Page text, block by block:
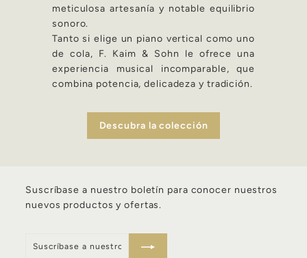
meticulosa artesanía y notable equilibrio
sonoro.
Tanto si elige un piano vertical como uno
de cola, F. Kaim & Sohn le ofrece una
experiencia musical incomparable, que
combina potencia, delicadeza y tradición.
Descubra la colección
Suscríbase a nuestro boletín para conocer nuestros
nuevos productos y ofertas.